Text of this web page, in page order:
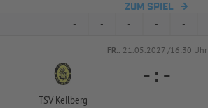
ZUM SPIEL
- - - - -
FR.. 21.05.2027 /16:30 Uhr
TSV Keilberg
- : -